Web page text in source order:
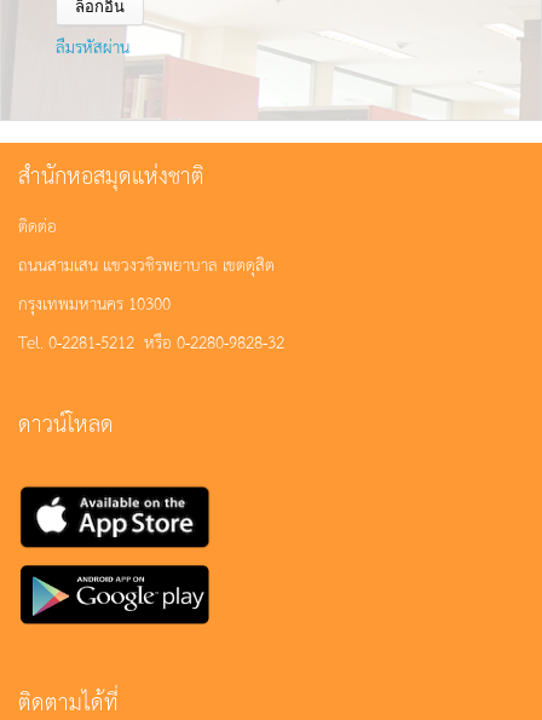
ลืมรหัสผ่าน
สำนักหอสมุดแห่งชาติ
ติดต่อ
ถนนสามเสน แขวงวชิรพยาบาล เขตดุสิต
กรุงเทพมหานคร 10300
Tel. 0-2281-5212 หรือ 0-2280-9828-32
ดาวน์โหลด
ติดตามได้ที่